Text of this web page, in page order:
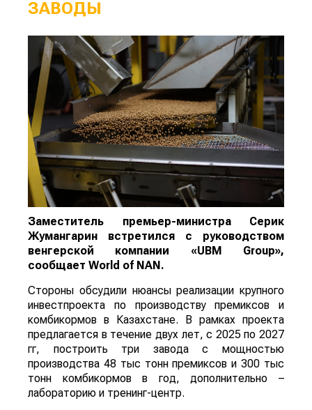
ЗАВОДЫ
Заместитель премьер-министра Серик
Жумангарин встретился с руководством
венгерской компании «UBM Group»,
сообщает World of NAN.
Стороны обсудили нюансы реализации крупного
инвестпроекта по производству премиксов и
комбикормов в Казахстане. В рамках проекта
предлагается в течение двух лет, с 2025 по 2027
гг, построить три завода с мощностью
производства 48 тыс тонн премиксов и 300 тыс
тонн комбикормов в год, дополнительно –
лабораторию и тренинг-центр.